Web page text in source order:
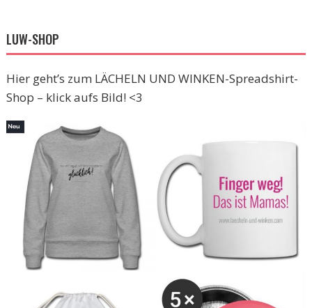
LUW-SHOP
Hier geht’s zum LÄCHELN UND WINKEN-Spreadshirt-
Shop – klick aufs Bild! <3